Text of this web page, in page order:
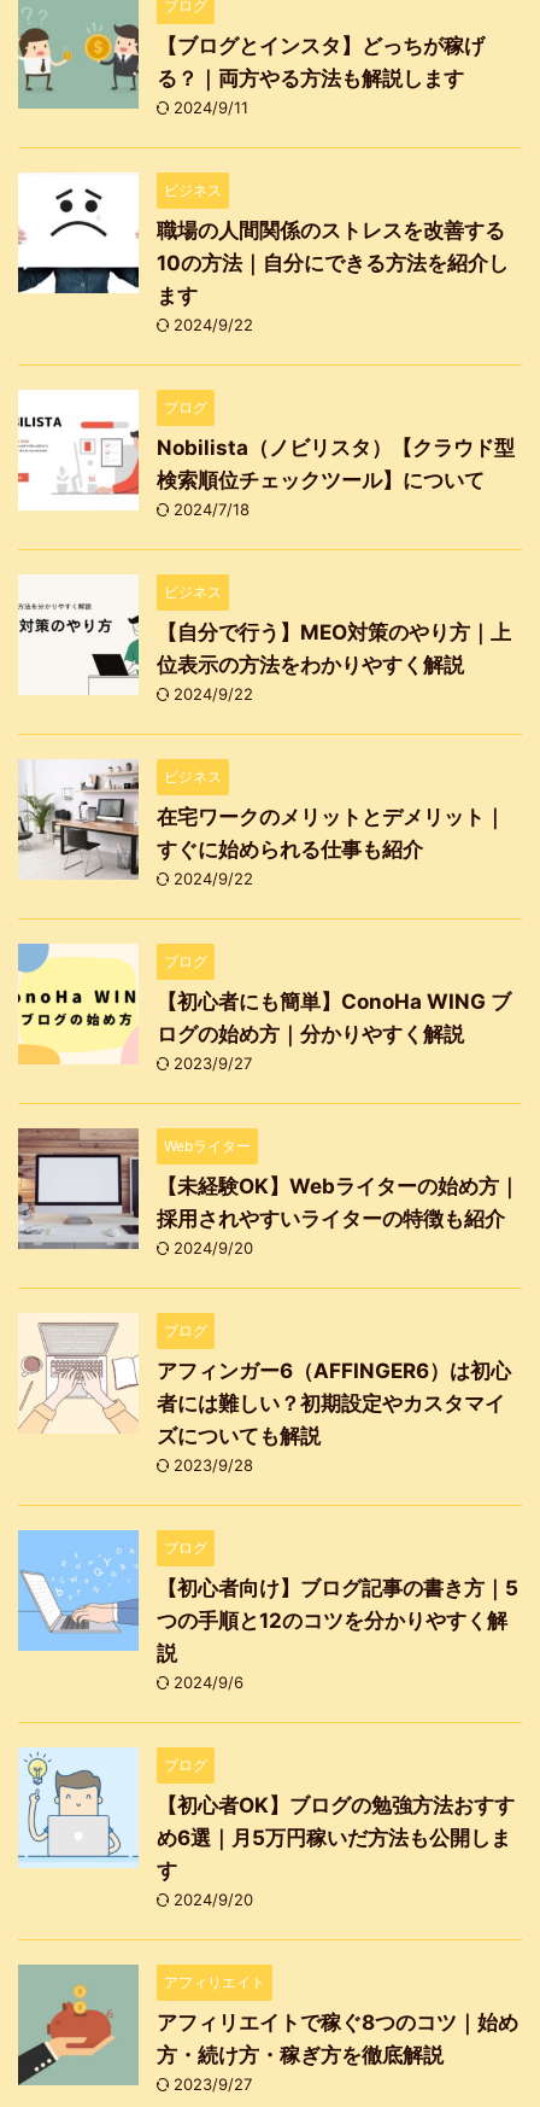
ブログ
【ブログとインスタ】どっちが稼げ
る？｜両方やる方法も解説します
2024/9/11
ビジネス
職場の人間関係のストレスを改善する
10の方法｜自分にできる方法を紹介し
ます
2024/9/22
ブログ
Nobilista（ノビリスタ）【クラウド型
検索順位チェックツール】について
2024/7/18
ビジネス
【自分で行う】MEO対策のやり方｜上
位表示の方法をわかりやすく解説
2024/9/22
ビジネス
在宅ワークのメリットとデメリット｜
すぐに始められる仕事も紹介
2024/9/22
ブログ
【初心者にも簡単】ConoHa WING ブ
ログの始め方｜分かりやすく解説
2023/9/27
Webライター
【未経験OK】Webライターの始め方｜
採用されやすいライターの特徴も紹介
2024/9/20
ブログ
アフィンガー6（AFFINGER6）は初心
者には難しい？初期設定やカスタマイ
ズについても解説
2023/9/28
ブログ
【初心者向け】ブログ記事の書き方｜5
つの手順と12のコツを分かりやすく解
説
2024/9/6
ブログ
【初心者OK】ブログの勉強方法おすす
め6選｜月5万円稼いだ方法も公開しま
す
2024/9/20
アフィリエイト
アフィリエイトで稼ぐ8つのコツ｜始め
方・続け方・稼ぎ方を徹底解説
2023/9/27